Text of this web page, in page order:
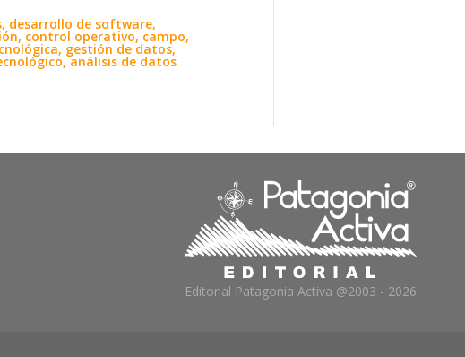
desarrollo de software,
control operativo, campo,
gestión de datos,
análisis de datos
Editorial Patagonia Activa @2003 - 2026